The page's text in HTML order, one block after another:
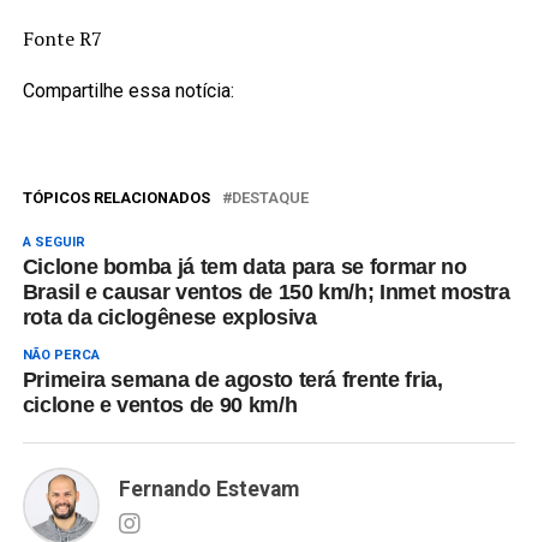
Fonte R7
Compartilhe essa notícia:
TÓPICOS RELACIONADOS DESTAQUE
A SEGUIR
Ciclone bomba já tem data para se formar no
Brasil e causar ventos de 150 km/h; Inmet mostra
rota da ciclogênese explosiva
NÃO PERCA
Primeira semana de agosto terá frente fria,
ciclone e ventos de 90 km/h
Fernando Estevam